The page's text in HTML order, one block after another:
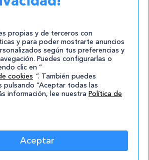
Redes Sociales
de privacidad|Cookies|Mapa de
Sitio
propias y de terceros con
y para poder mostrarte anuncios
según tus preferencias y
Puedes configurarlas o
clic en “
cookies ”. También puedes
pulsando “Aceptar todas las
información, lee nuestra Política de
Aceptar